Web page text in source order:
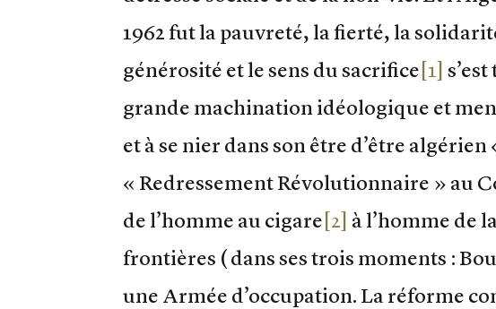
1962 fut la pauvreté, la fierté, la
générosité et le sens du sacrifice[1]
grande machination idéologique et
et à se nier dans son être d’être
« Redressement Révolutionnaire » au
de l’homme au cigare[2] à l’homme de
frontières ( dans ses trois moments :
une Armée d’occupation. La réforme